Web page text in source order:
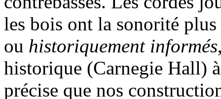
les bois ont la sonorité
ou historiquement informés
historique (Carnegie Hall)
précise que nos